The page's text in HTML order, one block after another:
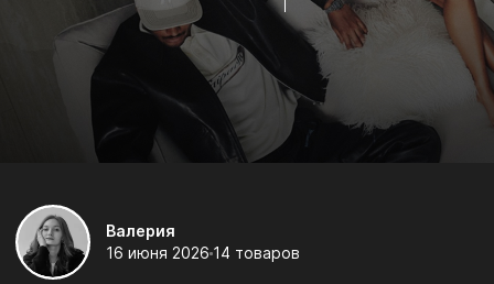
Валерия
16 июня 2026 14 товаров